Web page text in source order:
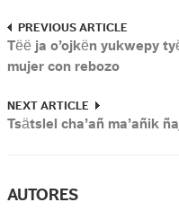
PREVIOUS ARTICLE
Tëë ja o’ojkën yukwepy
mujer con rebozo
NEXT ARTICLE
Tsätslel cha’añ ma’añik
AUTORES